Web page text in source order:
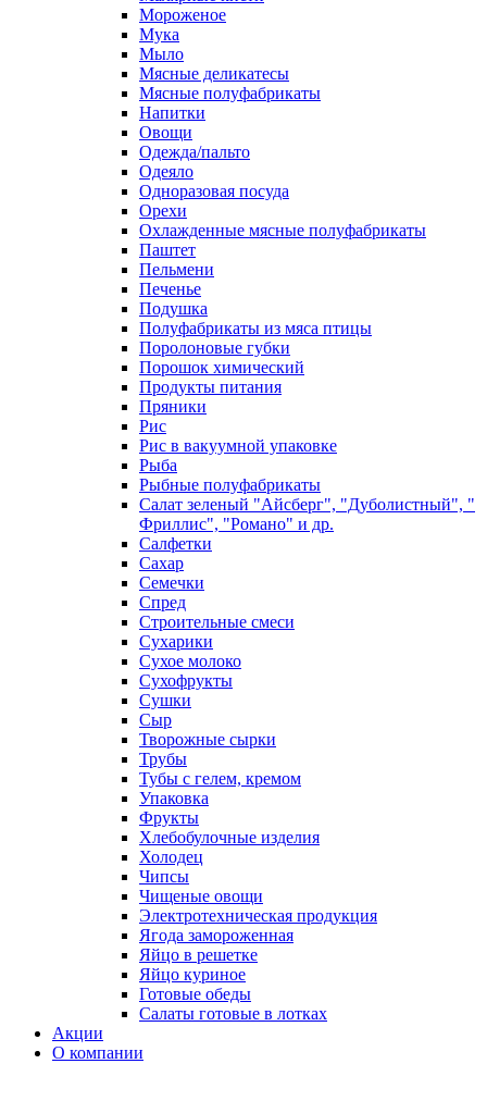
Мороженое
Мука
Мыло
Мясные деликатесы
Мясные полуфабрикаты
Напитки
Овощи
Одежда/пальто
Одеяло
Одноразовая посуда
Орехи
Охлажденные мясные полуфабрикаты
Паштет
Пельмени
Печенье
Подушка
Полуфабрикаты из мяса птицы
Поролоновые губки
Порошок химический
Продукты питания
Пряники
Рис
Рис в вакуумной упаковке
Рыба
Рыбные полуфабрикаты
Салат зеленый "Айсберг", "Дуболистный", "
Фриллис", "Романо" и др.
Салфетки
Сахар
Семечки
Спред
Строительные смеси
Сухарики
Сухое молоко
Сухофрукты
Сушки
Сыр
Творожные сырки
Трубы
Тубы с гелем, кремом
Упаковка
Фрукты
Хлебобулочные изделия
Холодец
Чипсы
Чищеные овощи
Электротехническая продукция
Ягода замороженная
Яйцо в решетке
Яйцо куриное
Готовые обеды
Салаты готовые в лотках
Акции
О компании